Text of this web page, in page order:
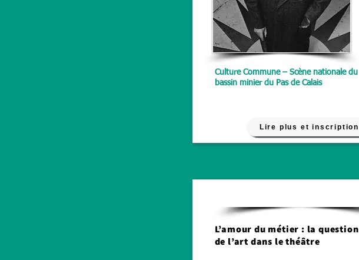
Culture Commune – Scène nationale du
bassin minier du Pas de Calais
Lire plus et inscription
L’amour du métier : la question
de l’art dans le théâtre